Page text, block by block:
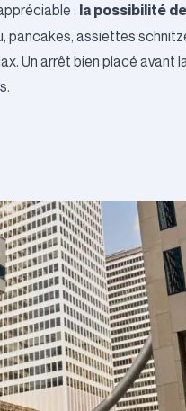
: la possibilité de
pancakes, assiettes
Un arrêt bien placé avant